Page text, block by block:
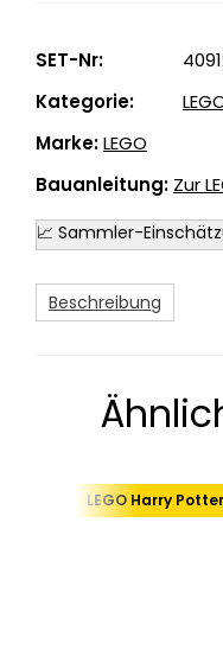
SET-Nr:
Kategorie:
Marke:LEGO
Bauanleitung: Zur
📈 Sammler-
Beschreibung
LEGO Harry Potter